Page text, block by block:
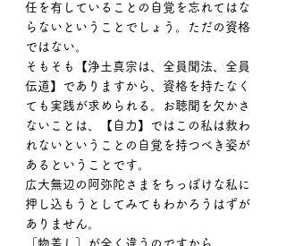
任を有していることの自覚を忘れてはな
らないということでしょう。ただの資格
ではない。
そもそも【浄土真宗は、全員聞法、全員
伝道】でありますから、資格を持たなく
ても実践が求められる。お聴聞を欠かさ
ないことは、【自力】ではこの私は救わ
れないということの自覚を持つべき姿が
あるということです。
広大無辺の阿弥陀さまをちっぽけな私に
押し込もうとしてみてもわかろうはずが
ありません。
［物差し］が全く違うのですから。